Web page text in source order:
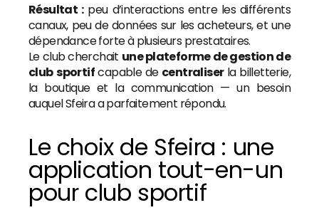
Résultat :peu d’interactions entre les différents
canaux, peu de données sur les acheteurs, et une
dépendance forte à plusieurs prestataires.
Le club cherchait une plateforme de gestion de
clubsportifcapable de centraliserla billetterie,
la boutique et la communication — un besoin
auquel Sfeira a parfaitement répondu.
Le choix de Sfeira : une
application tout-en-un
pour club sportif